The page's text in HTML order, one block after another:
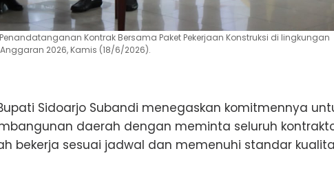
Kontrak Bersama Paket Pekerjaan Konstruksi di lingkungan
2026, Kamis (18/6/2026).
Sidoarjo Subandi menegaskan komitmennya
daerah dengan meminta seluruh
bekerja sesuai jadwal dan memenuhi standar